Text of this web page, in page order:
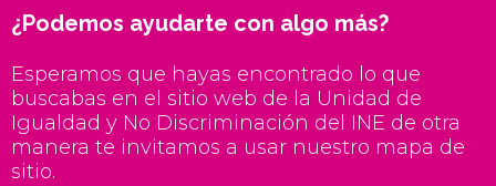
¿Podemos ayudarte con algo más?
Esperamos que hayas encontrado lo que
buscabas en el sitio web de la Unidad de
Igualdad y No Discriminación del INE de otra
manera te invitamos a usar nuestro mapa de
sitio.